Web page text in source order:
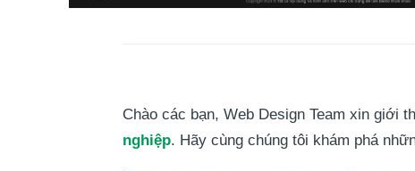
Chào các bạn, Web Design Team xin giới
nghiệp. Hãy cùng chúng tôi khám phá